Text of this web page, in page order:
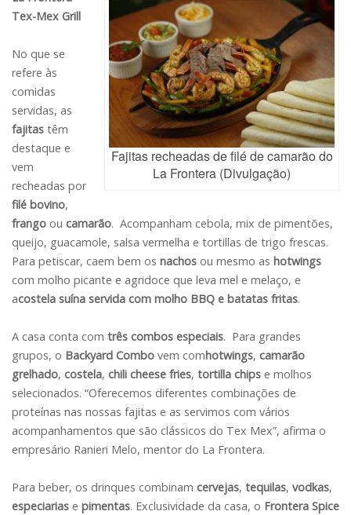
Fajitas recheadas de filé de camarão do
La Frontera (Divulgação)
Tex-Mex Grill
No que se
refere às
comidas
servidas, as
fajitas têm
destaque e
vem
recheadas por
filé bovino,
frango ou camarão. Acompanham cebola, mix de pimentões,
queijo, guacamole, salsa vermelha e tortillas de trigo frescas.
Para petiscar, caem bem os nachos ou mesmo as hotwings
com molho picante e agridoce que leva mel e melaço, e
acostela suína servida com molho BBQ e batatas fritas.
A casa conta com três combos especiais. Para grandes
grupos, o Backyard Combo vem comhotwings, camarão
grelhado, costela, chili cheese fries, tortilla chips e molhos
selecionados. “Oferecemos diferentes combinações de
proteínas nas nossas fajitas e as servimos com vários
acompanhamentos que são clássicos do Tex Mex”, afirma o
empresário Ranieri Melo, mentor do La Frontera.
Para beber, os drinques combinam cervejas, tequilas, vodkas,
especiarias e pimentas. Exclusividade da casa, o Frontera Spice